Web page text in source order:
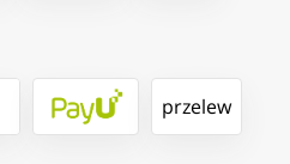
przelew